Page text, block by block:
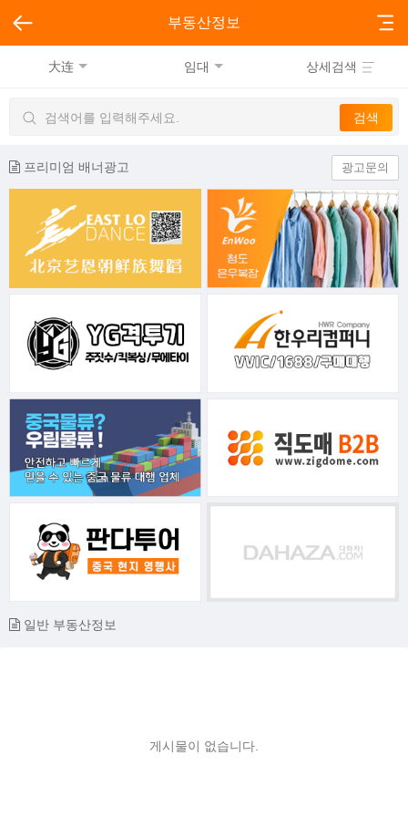
부동산정보
大连 임대 상세검색
프리미엄 배너광고 광고문의
일반 부동산정보
게시물이 없습니다.